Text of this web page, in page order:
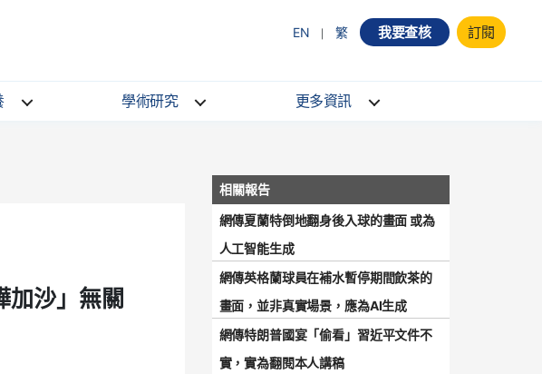
EN 繁 我要查核 訂閱
學術研究 更多資訊
沙」無關
網傳夏蘭特倒地翻身後入球的畫面 或為
人工智能生成
網傳英格蘭球員在補水暫停期間飲茶的
畫面，並非真實場景，應為AI生成
網傳特朗普國宴「偷看」習近平文件不
實，實為翻閱本人講稿